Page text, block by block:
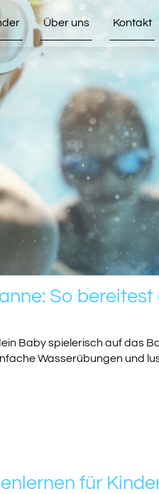
Über uns Kontakt
So
Baby spielerisch auf das
Wasserübungen und
für